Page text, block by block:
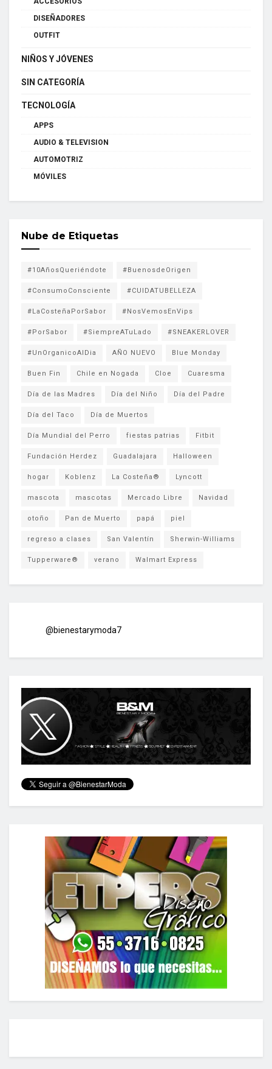
DISEÑADORES
OUTFIT
NIÑOS Y JÓVENES
SIN CATEGORÍA
TECNOLOGÍA
APPS
AUDIO & TELEVISION
AUTOMOTRIZ
MÓVILES
Nube de Etiquetas
#10AñosQueriéndote #BuenosdeOrigen
#ConsumoConsciente #CUIDATUBELLEZA
#LaCosteñaPorSabor #NosVemosEnVips
#PorSabor #SiempreATuLado #SNEAKERLOVER
#UnOrganicoAlDia AÑO NUEVO Blue Monday
Buen Fin Chile en Nogada Cloe Cuaresma
Día de las Madres Día del Niño Día del Padre
Día del Taco Día de Muertos
Día Mundial del Perro fiestas patrias Fitbit
Fundación Herdez Guadalajara Halloween
hogar Koblenz La Costeña® Lyncott
mascota mascotas Mercado Libre Navidad
otoño Pan de Muerto papá piel
regreso a clases San Valentín Sherwin-Williams
Tupperware® verano Walmart Express
@bienestarymoda7